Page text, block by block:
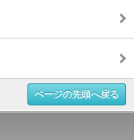
ページの先頭へ戻る